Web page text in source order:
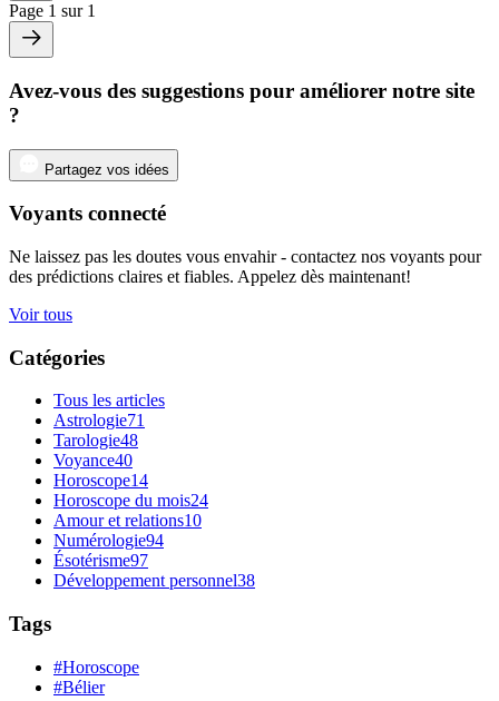
Page 1 sur 1
Avez-vous des suggestions pour améliorer notre site
?
Partagez vos idées
Voyants connecté
Ne laissez pas les doutes vous envahir - contactez nos voyants pour
des prédictions claires et fiables. Appelez dès maintenant!
Voir tous
Catégories
Tous les articles
Astrologie71
Tarologie48
Voyance40
Horoscope14
Horoscope du mois24
Amour et relations10
Numérologie94
Ésotérisme97
Développement personnel38
Tags
#Horoscope
#Bélier